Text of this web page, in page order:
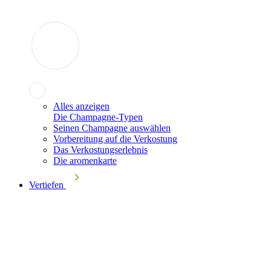
Alles anzeigen
Die Champagne-Typen
Seinen Champagne auswählen
Vorbereitung auf die Verkostung
Das Verkostungserlebnis
Die aromenkarte
Vertiefen